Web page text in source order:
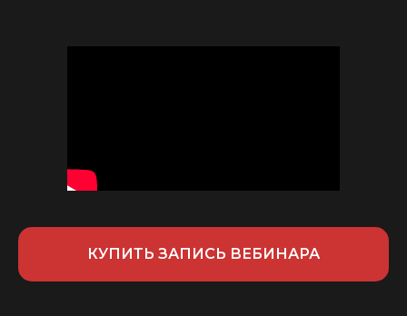
КУПИТЬ ЗАПИСЬ ВЕБИНАРА
Анна Акулова